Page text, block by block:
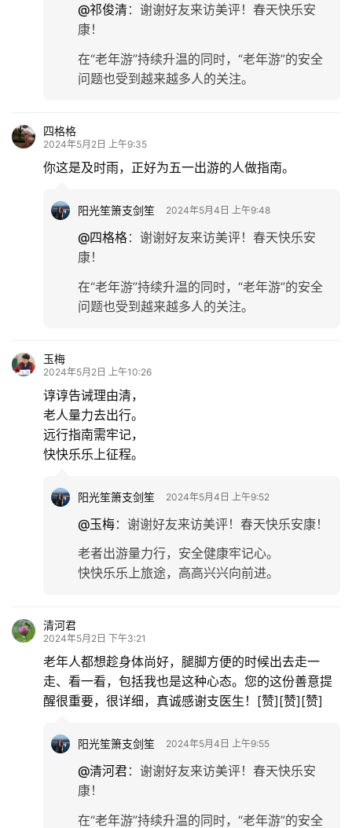
多
@祁俊清： 谢谢好友来访美评！春天快乐安
康！
在“老年游”持续升温的同时，“老年游”的安全
问题也受到越来越多人的关注。
四格格
2024年5月2日 上午9:35
你这是及时雨，正好为五一出游的人做指南。
阳光笙箫支剑笙 2024年5月4日 上午9:48
@四格格： 谢谢好友来访美评！春天快乐安
康！
在“老年游”持续升温的同时，“老年游”的安全
问题也受到越来越多人的关注。
玉梅
2024年5月2日 上午10:26
谆谆告诫理由清，
老人量力去出行。
远行指南需牢记，
快快乐乐上征程。
阳光笙箫支剑笙 2024年5月4日 上午9:52
@玉梅： 谢谢好友来访美评！春天快乐安康！
老者出游量力行，安全健康牢记心。
快快乐乐上旅途，高高兴兴向前进。
清河君
2024年5月2日 下午3:21
老年人都想趁身体尚好，腿脚方便的时候出去走一
走、看一看，包括我也是这种心态。您的这份善意提
醒很重要，很详细，真诚感谢支医生！[赞][赞][赞]
阳光笙箫支剑笙 2024年5月4日 上午9:55
@清河君： 谢谢好友来访美评！春天快乐安
康！
在“老年游”持续升温的同时，“老年游”的安全